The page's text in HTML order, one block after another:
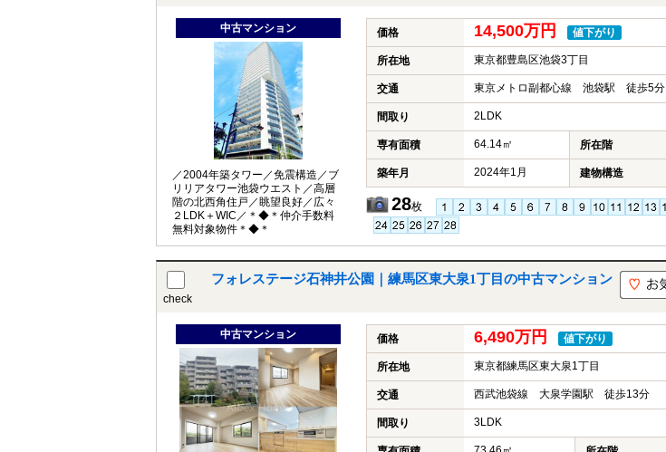
中古マンション
／2004年築タワー／免震構造／ブ
リリアタワー池袋ウエスト／高層
階の北西角住戸／眺望良好／広々
２LDK＋WIC／＊◆＊仲介手数料
無料対象物件＊◆＊
価格 14,500万円 値下がり
所在地 東京都豊島区池袋3丁目
交通 東京メトロ副都心線 池袋駅 徒歩5分
間取り 2LDK
専有面積 64.14㎡ 所在階
築年月 2024年1月 建物構造
28枚
check
フォレステージ石神井公園｜練馬区東大泉1丁目の中古マンション
中古マンション 価格 6,490万円 値下がり
所在地 東京都練馬区東大泉1丁目
交通 西武池袋線 大泉学園駅 徒歩13分
間取り 3LDK